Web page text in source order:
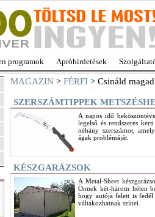
programok Apróhirdetések
MAGAZIN > FÉRFI > Csináld
SZERSZÁMTIPPEK
A napos idő
legelső és rendszeres
néhány szerszámot,
ágak problémáját.
KÉSZGARÁZSOK
A Metal-Sheet
Önnek két-három héten
hogy autója felett is fedél
váltakozhatnak színei.